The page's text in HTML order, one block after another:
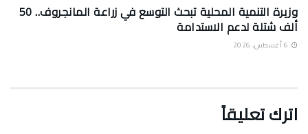
وزيرة التنمية المحلية تبحث التوسع في زراعة المانجروف.. 50
ألف شتلة لدعم الاستدامة
اترك تعليقاً